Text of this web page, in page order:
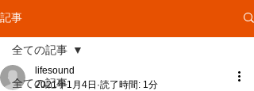
記事
全ての記事
全ての記事
lifesound
2021年1月4日 読了時間: 1分